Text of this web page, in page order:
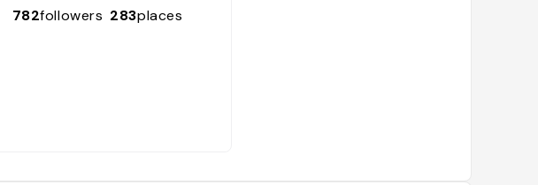
782followers 283places